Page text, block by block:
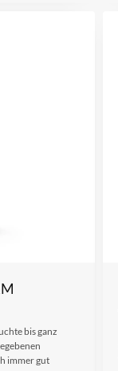
bis ganz
immer gut